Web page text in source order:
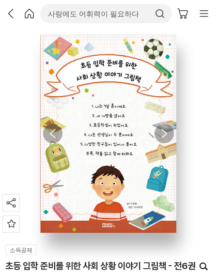
소득공제
초등 입학 준비를 위한 사회 상황 이야기 그림책 - 전6권